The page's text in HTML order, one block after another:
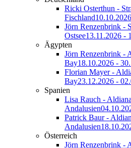
Ricki Osterthun -
Fischland
Jörn Renzenbrink -
Ostsee13.11.2026 -
Ägypten
Jörn Renzenbrink -
Bay18.10.2026 -
Florian Mayer -
Bay23.12.2026 -
Spanien
Lisa Rauch -
Andalusien
Patrick Baur -
Andalusien
Österreich
Jörn Renzenbrink -